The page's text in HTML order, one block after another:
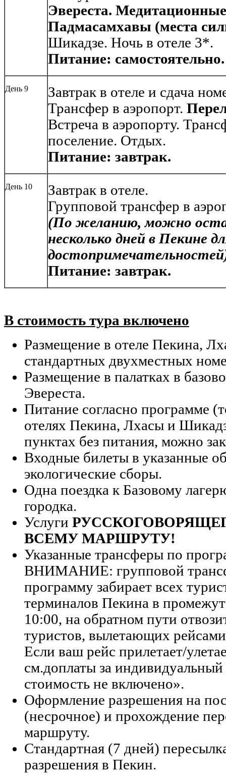
Эвереста.
Падмасамхавы (места
Шикадзе. Ночь в отеле 3*.
Питание: самостоятельно.
День 9
Завтрак в отеле и сдача
Трансфер в аэропорт.
Встреча в аэропорту.
поселение. Отдых.
Питание: завтрак.
День 10
Завтрак в отеле.
Групповой трансфер в
(По желанию, можно
несколько дней в Пекине
Питание: завтрак.
В стоимость тура включено
Размещение в отеле Пекина,
стандартных двухместных
Размещение в палатках в
Эвереста.
Питание согласно программе
отелях Пекина, Лхасы и
пунктах без питания, можно
Входные билеты в указанные
экологические сборы.
Одна поездка к Базовому
городка.
Услуги
ВСЕМУ МАРШРУТУ!
Указанные трансферы по
ВНИМАНИЕ: групповой
программу забирает всех
терминалов Пекина в
10:00, на обратном пути
туристов, вылетающих
Если ваш рейс прилетает/
см.доплаты за
стоимость не включено».
Оформление разрешения на
(несрочное) и прохождение
маршруту.
Стандартная (7 дней)
разрешения в Пекин.